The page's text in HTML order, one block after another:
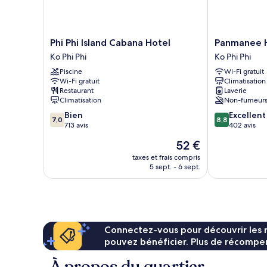
Phi
Phi
Island
Cabana
Hotel
Ko
Phi
Phi
Phi Phi Island Cabana Hotel
Ko Phi Phi
Piscine
Wi-Fi gratuit
Restaurant
Climatisation
7.0
sur
7,0 Bien
713 avis
Le
nouveau
prix
52 €
taxes et frais compris
5 sept. - 6 sept.
Panmanee
Hotel
Ko
Phi
Phi
Panmanee
Ko Phi Phi
Wi-Fi gratuit
Climatisation
Laverie
Non-fumeurs
8.8
sur
8,8 Excellent
402 avis
Connectez-vous pour découvrir
pouvez bénéficier. Plus de